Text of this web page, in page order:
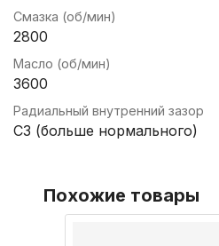
Смазка (об/мин)
2800
Масло (об/мин)
3600
Радиальный внутренний зазор
C3 (больше нормального)
Похожие товары